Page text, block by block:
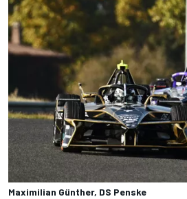
Maximilian Günther, DS Penske